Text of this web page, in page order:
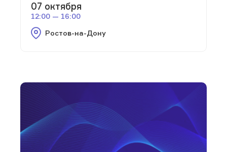
07 октября
12:00 — 16:00
Ростов-на-Дону